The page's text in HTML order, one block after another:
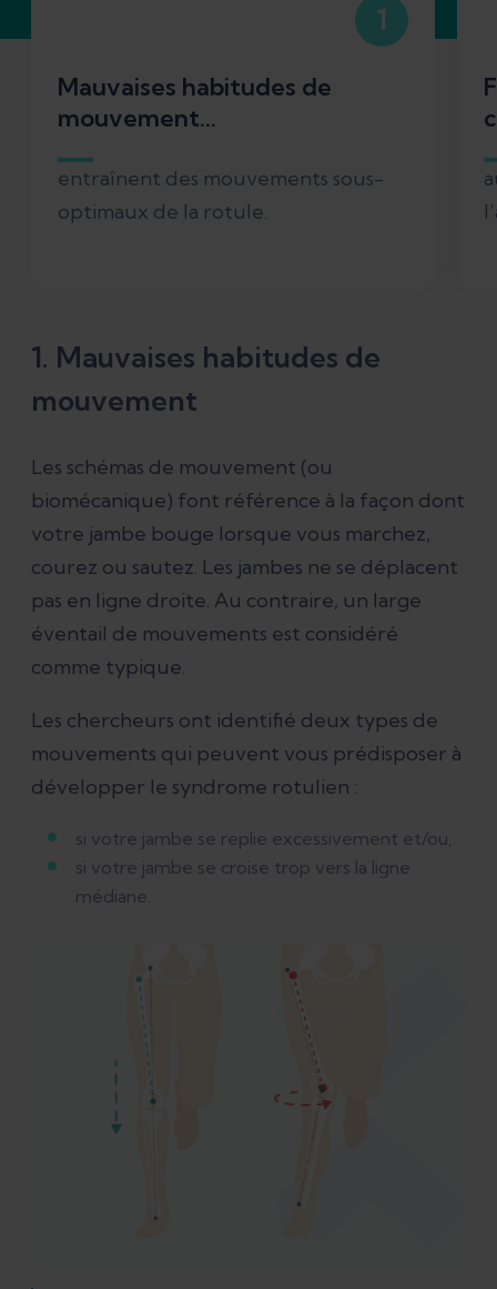
1
Mauvaises habitudes de
mouvement...
entraînent des mouvements sous-
optimaux de la rotule.
1. Mauvaises habitudes de
mouvement
Les schémas de mouvement (ou
biomécanique) font référence à la façon dont
votre jambe bouge lorsque vous marchez,
courez ou sautez. Les jambes ne se déplacent
pas en ligne droite. Au contraire, un large
éventail de mouvements est considéré
comme typique.
Les chercheurs ont identifié deux types de
mouvements qui peuvent vous prédisposer à
développer le syndrome rotulien :
si votre jambe se replie excessivement et/ou,
si votre jambe se croise trop vers la ligne
médiane.